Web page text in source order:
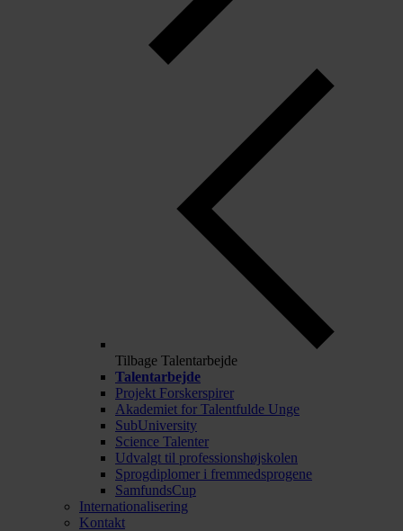
Tilbage Talentarbejde
Talentarbejde
Projekt Forskerspirer
Akademiet for Talentfulde Unge
SubUniversity
Science Talenter
Udvalgt til professionshøjskolen
Sprogdiplomer i fremmedsprogene
SamfundsCup
Internationalisering
Kontakt